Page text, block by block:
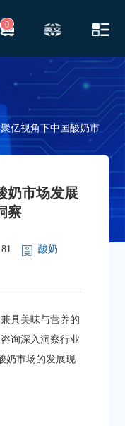
0
聚亿视角下中国酸奶市
奶市场发展
察
酸奶
具美味与营养的
询深入洞察行业
奶市场的发展现